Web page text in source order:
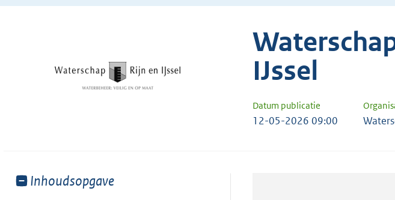
IJssel
Datum publicatie
12-05-2026 09:00
Toon
Inhoudsopgave